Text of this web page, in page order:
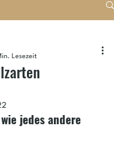
Lesezeit
jedes andere